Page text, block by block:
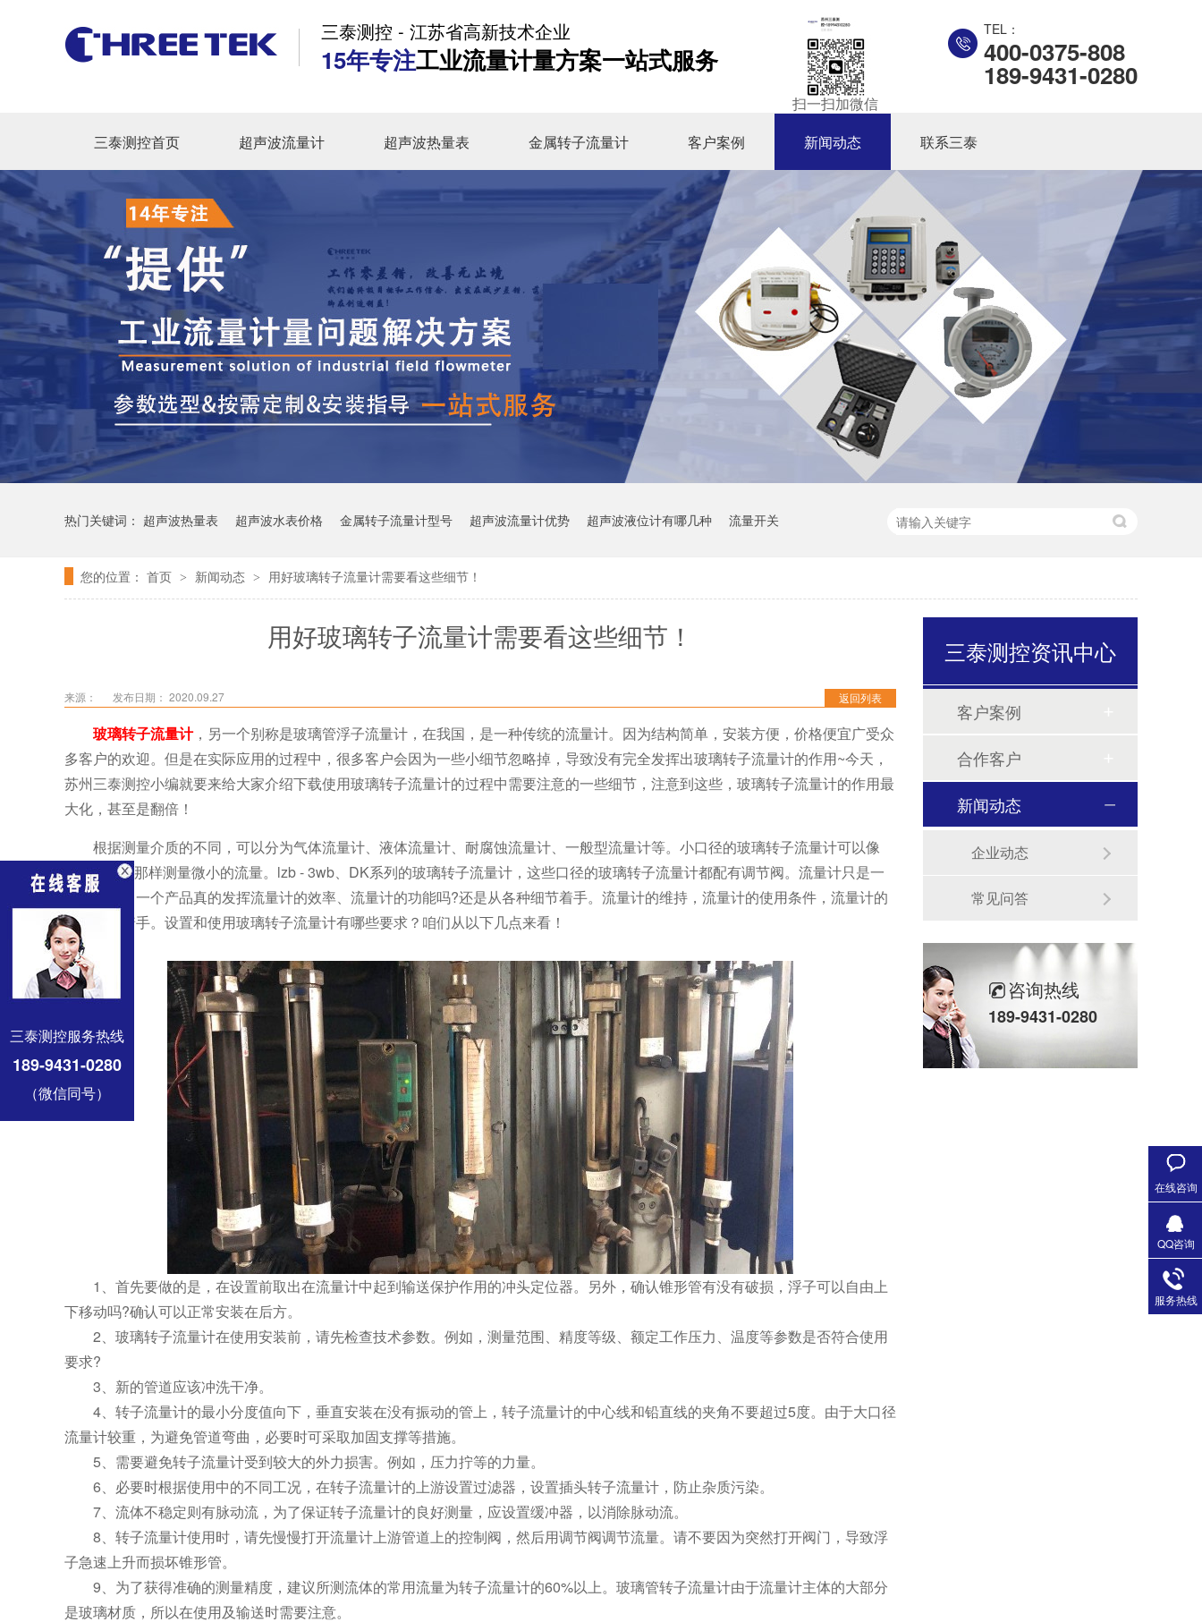
三泰测控 - 江苏省高新技术企业
15年专注工业流量计量方案一站式服务
扫一扫加微信
TEL：
400-0375-808
189-9431-0280
三泰测控首页 超声波流量计 超声波热量表 金属转子流量计 客户案例 新闻动态 联系三泰
热门关键词： 超声波热量表 超声波水表价格 金属转子流量计型号 超声波流量计优势 超声波液位计有哪几种 流量开关
您的位置： 首页 > 新闻动态 > 用好玻璃转子流量计需要看这些细节！
用好玻璃转子流量计需要看这些细节！
返回列表
来源： 发布日期： 2020.09.27
玻璃转子流量计，另一个别称是玻璃管浮子流量计，在我国，是一种传统的流量计。因为结构简单，安装方便，价格便宜广受众
多客户的欢迎。但是在实际应用的过程中，很多客户会因为一些小细节忽略掉，导致没有完全发挥出玻璃转子流量计的作用~今天，
苏州三泰测控小编就要来给大家介绍下载使用玻璃转子流量计的过程中需要注意的一些细节，注意到这些，玻璃转子流量计的作用最
大化，甚至是翻倍！
根据测量介质的不同，可以分为气体流量计、液体流量计、耐腐蚀流量计、一般型流量计等。小口径的玻璃转子流量计可以像
DN 10以下那样测量微小的流量。lzb - 3wb、DK系列的玻璃转子流量计，这些口径的玻璃转子流量计都配有调节阀。流量计只是一
个计量表，一个产品真的发挥流量计的效率、流量计的功能吗?还是从各种细节着手。流量计的维持，流量计的使用条件，流量计的
工作人员着手。设置和使用玻璃转子流量计有哪些要求？咱们从以下几点来看！
1、首先要做的是，在设置前取出在流量计中起到输送保护作用的冲头定位器。另外，确认锥形管有没有破损，浮子可以自由上
下移动吗?确认可以正常安装在后方。
2、玻璃转子流量计在使用安装前，请先检查技术参数。例如，测量范围、精度等级、额定工作压力、温度等参数是否符合使用
要求?
3、新的管道应该冲洗干净。
4、转子流量计的最小分度值向下，垂直安装在没有振动的管上，转子流量计的中心线和铅直线的夹角不要超过5度。由于大口径
流量计较重，为避免管道弯曲，必要时可采取加固支撑等措施。
5、需要避免转子流量计受到较大的外力损害。例如，压力拧等的力量。
6、必要时根据使用中的不同工况，在转子流量计的上游设置过滤器，设置插头转子流量计，防止杂质污染。
7、流体不稳定则有脉动流，为了保证转子流量计的良好测量，应设置缓冲器，以消除脉动流。
8、转子流量计使用时，请先慢慢打开流量计上游管道上的控制阀，然后用调节阀调节流量。请不要因为突然打开阀门，导致浮
子急速上升而损坏锥形管。
9、为了获得准确的测量精度，建议所测流体的常用流量为转子流量计的60%以上。玻璃管转子流量计由于流量计主体的大部分
是玻璃材质，所以在使用及输送时需要注意。
三泰测控资讯中心
客户案例
合作客户
新闻动态
企业动态
常见问答
咨询热线
189-9431-0280
在线咨询
QQ咨询
服务热线
三泰测控服务热线
189-9431-0280
（微信同号）